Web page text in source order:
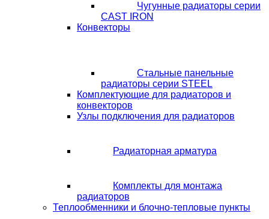
Чугунные радиаторы серии
CAST IRON
Конвекторы
Стальные панельные
радиаторы серии STEEL
Комплектующие для радиаторов и
конвекторов
Узлы подключения для радиаторов
Радиаторная арматура
Комплекты для монтажа
радиаторов
Теплообменники и блочно-тепловые пункты